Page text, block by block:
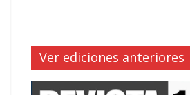
Ver ediciones anteriores